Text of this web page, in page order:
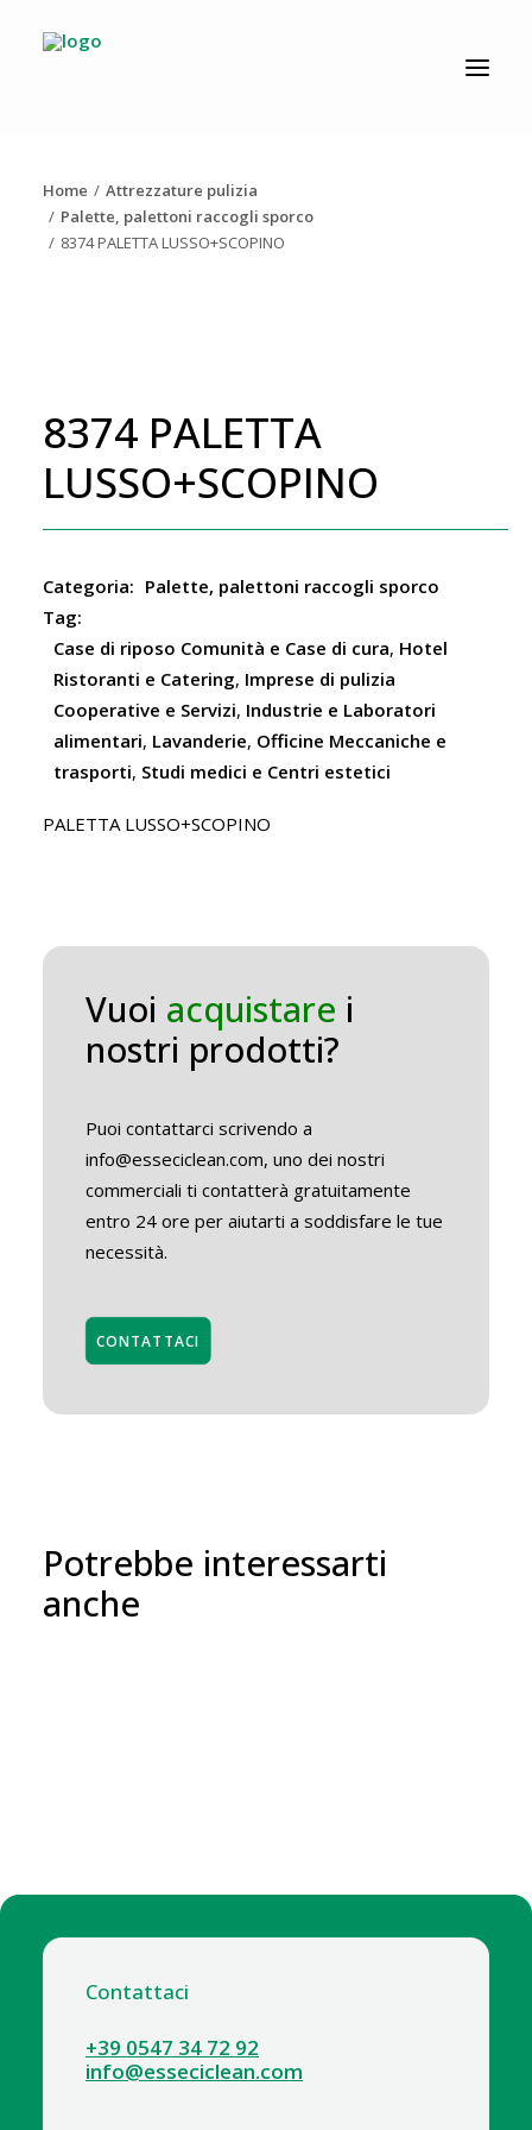
AZIENDA
NEWS
Ricerca
Home
Attrezzature pulizia
Palette, palettoni raccogli sporco
8374 PALETTA LUSSO+SCOPINO
8374 PALETTA
LUSSO+SCOPINO
Categoria: Palette, palettoni raccogli sporco
Tag:
Case di riposo Comunità e Case di cura, Hotel
Ristoranti e Catering, Imprese di pulizia
Cooperative e Servizi, Industrie e Laboratori
alimentari, Lavanderie, Officine Meccaniche e
trasporti, Studi medici e Centri estetici
PALETTA LUSSO+SCOPINO
Vuoi acquistare i
nostri prodotti?
Puoi contattarci scrivendo a
info@esseciclean.com, uno dei nostri
commerciali ti contatterà gratuitamente
entro 24 ore per aiutarti a soddisfare le tue
necessità.
CONTATTACI
Potrebbe interessarti
anche
Contattaci
+39 0547 34 72 92
info@esseciclean.com